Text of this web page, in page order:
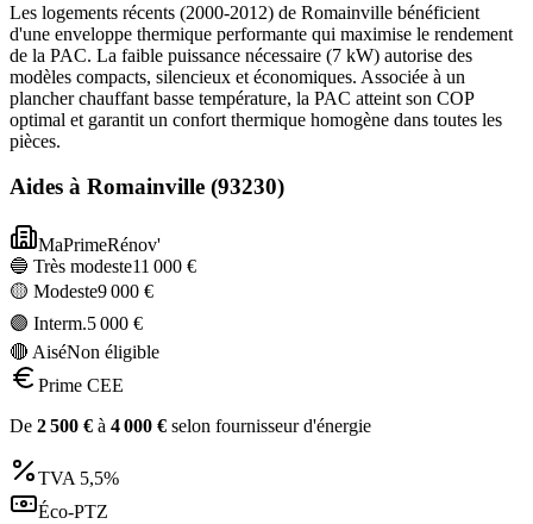
Les logements récents (2000-2012) de Romainville bénéficient
d'une enveloppe thermique performante qui maximise le rendement
de la PAC. La faible puissance nécessaire (7 kW) autorise des
modèles compacts, silencieux et économiques. Associée à un
plancher chauffant basse température, la PAC atteint son COP
optimal et garantit un confort thermique homogène dans toutes les
pièces.
Aides à Romainville (93230)
MaPrimeRénov'
🔵 Très modeste11 000 €
🟡 Modeste9 000 €
🟣 Interm.5 000 €
🔴 AiséNon éligible
Prime CEE
De 2 500 € à 4 000 € selon fournisseur d'énergie
TVA 5,5%
Éco-PTZ